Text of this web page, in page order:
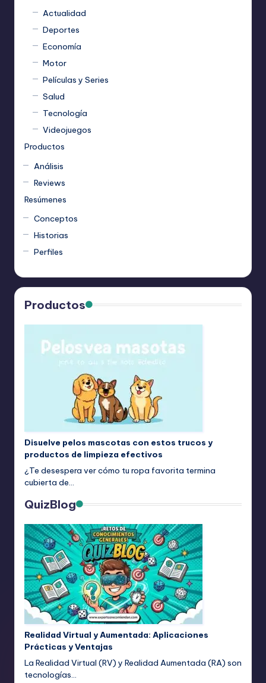
Actualidad
Deportes
Economía
Motor
Películas y Series
Salud
Tecnología
Videojuegos
Productos
Análisis
Reviews
Resúmenes
Conceptos
Historias
Perfiles
Productos
Disuelve pelos mascotas con estos trucos y
productos de limpieza efectivos
¿Te desespera ver cómo tu ropa favorita termina
cubierta de…
QuizBlog
Realidad Virtual y Aumentada: Aplicaciones
Prácticas y Ventajas
La Realidad Virtual (RV) y Realidad Aumentada (RA) son
tecnologías…